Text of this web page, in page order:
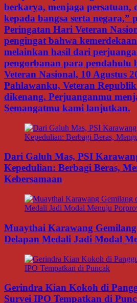
berkarya, menjaga persatuan,
kepada bangsa serta negara,”
Peringatan Hari Veteran
pengingat bahwa
melainkan hasil dari
pengorbanan para pendahulu
Veteran Nasional, 10 Agustus
Pahlawanku, Veteran
dikenang. Perjuanganmu
Semangatmu kami lanjutkan.
Dari Galuh Mas, PSI
Kepedulian: Berbagi Beras,
Kebersamaan
Muaythai Karawang
Delapan Medali Jadi Modal
Gerindra Kian Kokoh di
Survei IPO Tempatkan di